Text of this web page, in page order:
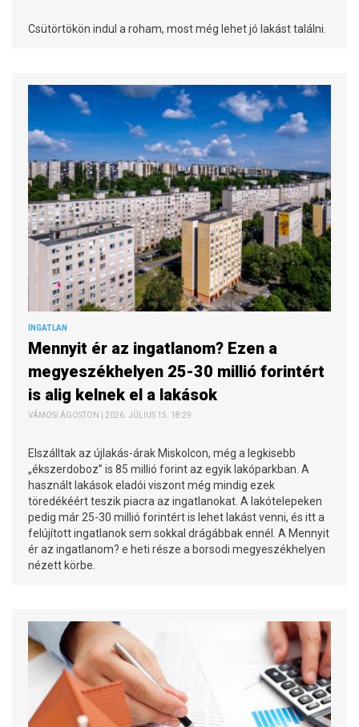
Csütörtökön indul a roham, most még lehet jó lakást találni.
INGATLAN
Mennyit ér az ingatlanom? Ezen a
megyeszékhelyen 25-30 millió forintért
is alig kelnek el a lakások
VÁMOSI ÁGOSTON | 2026. JÚLIUS 15. 18:29
Elszálltak az újlakás-árak Miskolcon, még a legkisebb
„ékszerdoboz” is 85 millió forint az egyik lakóparkban. A
használt lakások eladói viszont még mindig ezek
töredékéért teszik piacra az ingatlanokat. A lakótelepeken
pedig már 25-30 millió forintért is lehet lakást venni, és itt a
felújított ingatlanok sem sokkal drágábbak ennél. A Mennyit
ér az ingatlanom? e heti része a borsodi megyeszékhelyen
nézett körbe.